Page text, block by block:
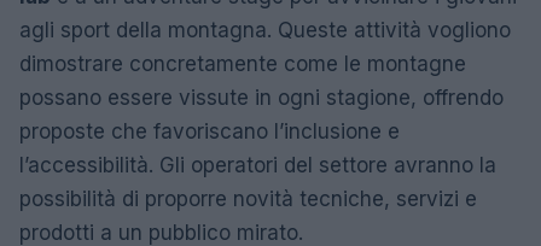
agli sport della montagna. Queste attività vogliono
dimostrare concretamente come le montagne
possano essere vissute in ogni stagione, offrendo
proposte che favoriscano l’inclusione e
l’accessibilità. Gli operatori del settore avranno la
possibilità di proporre novità tecniche, servizi e
prodotti a un pubblico mirato.